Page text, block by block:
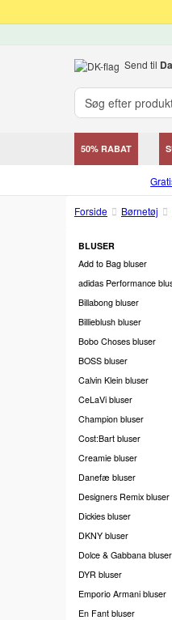
Send til
50% RABAT
Forside Børnetøj
BLUSER
Add to Bag bluser
adidas Performance
Billabong bluser
Billieblush bluser
Bobo Choses bluser
BOSS bluser
Calvin Klein bluser
CeLaVi bluser
Champion bluser
Cost:Bart bluser
Creamie bluser
Danefæ bluser
Designers Remix bluser
Dickies bluser
DKNY bluser
Dolce & Gabbana bluser
DYR bluser
Emporio Armani bluser
En Fant bluser